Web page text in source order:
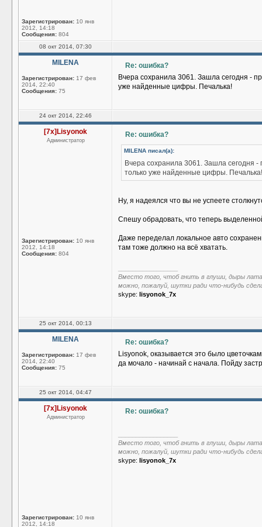
Зарегистрирован: 10 янв
2012, 14:18
Сообщения: 804
08 окт 2014, 07:30
MILENA
Зарегистрирован: 17 фев
2014, 22:40
Сообщения: 75
Re: ошибка?
Вчера сохранила 3061. Зашла сегодня -
уже найденные цифры. Печалька!
24 окт 2014, 22:46
[7x]Lisyonok
Администратор
Зарегистрирован: 10 янв
2012, 14:18
Сообщения: 804
Re: ошибка?
MILENA писал(а):
Вчера сохранила 3061. Зашла сегодня -
только уже найденные цифры. Печалька!
Ну, я надеялся что вы не успеете
Спешу обрадовать, что теперь
Даже переделал локальное авто
там тоже должно на всё хватать.
Вместо того, чтоб гнить в глуши, дыры
можно, пожалуй, шутки ради что-нибудь
skype: lisyonok_7x
25 окт 2014, 00:13
MILENA
Зарегистрирован: 17 фев
2014, 22:40
Сообщения: 75
Re: ошибка?
Lisyonok, оказывается это было
да мочало - начинай с начала. Пойду
25 окт 2014, 04:47
[7x]Lisyonok
Администратор
Зарегистрирован: 10 янв
2012, 14:18
Re: ошибка?
Вместо того, чтоб гнить в глуши, дыры
можно, пожалуй, шутки ради что-нибудь
skype: lisyonok_7x